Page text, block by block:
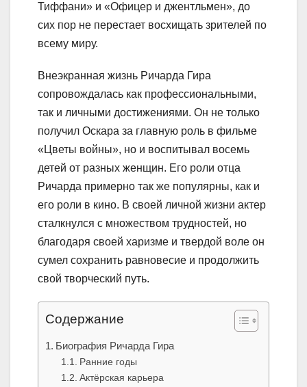
Тиффани» и «Офицер и джентльмен», до
сих пор не перестает восхищать зрителей по
всему миру.
Внеэкранная жизнь Ричарда Гира
сопровождалась как профессиональными,
так и личными достижениями. Он не только
получил Оскара за главную роль в фильме
«Цветы войны», но и воспитывал восемь
детей от разных женщин. Его роли отца
Ричарда примерно так же популярны, как и
его роли в кино. В своей личной жизни актер
сталкнулся с множеством трудностей, но
благодаря своей харизме и твердой воле он
сумел сохранить равновесие и продолжить
свой творческий путь.
Содержание
Биография Ричарда Гира
Ранние годы
Актёрская карьера